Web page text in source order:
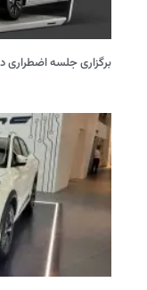
برگزاری جلسه اضطراری